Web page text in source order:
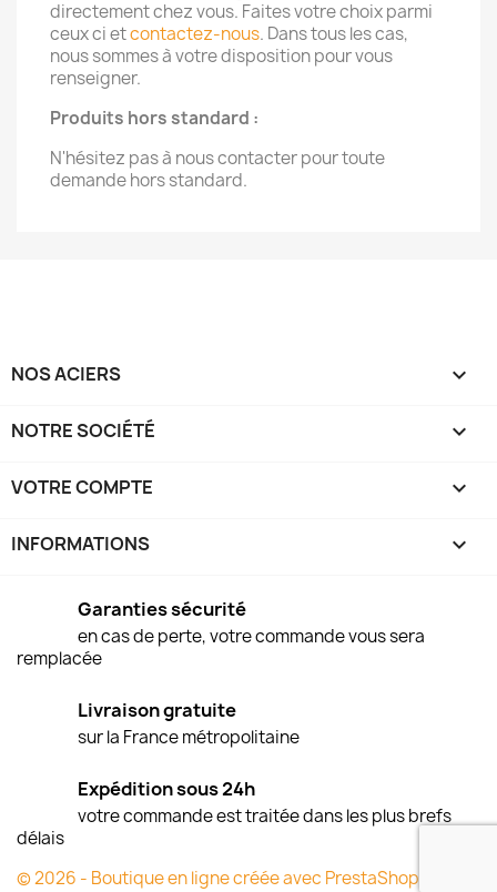
directement chez vous. Faites votre choix parmi
ceux ci etcontactez-nous. Dans tous les cas,
nous sommes à votre disposition pour vous
renseigner.
Produits hors standard :
N'hésitez pas à nous contacter pour toute
demande hors standard.
NOS ACIERS 
NOTRE SOCIÉTÉ 
VOTRE COMPTE 
INFORMATIONS keyboard_arrow_down
Garanties sécurité
en cas de perte, votre commande vous sera
remplacée
Livraison gratuite
sur la France métropolitaine
Expédition sous 24h
votre commande est traitée dans les plus brefs
délais
© 2026 - Boutique en ligne créée avec PrestaShop™